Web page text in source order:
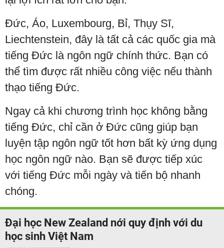
Đức, Áo, Luxembourg, Bỉ, Thụy Sĩ,
Liechtenstein, đây là tất cả các quốc gia mà
tiếng Đức là ngôn ngữ chính thức. Bạn có
thể tìm được rất nhiều công việc nếu thành
thạo tiếng Đức.
Ngay cả khi chương trình học không bằng
tiếng Đức, chỉ cần ở Đức cũng giúp bạn
luyện tập ngôn ngữ tốt hơn bất kỳ ứng dụng
học ngôn ngữ nào. Bạn sẽ được tiếp xúc
với tiếng Đức mỗi ngày và tiến bộ nhanh
chóng.
Đại học New Zealand nới quy định với du
học sinh Việt Nam